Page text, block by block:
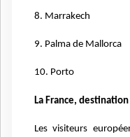
8. Marrakech
9. Palma de Mallorca
10. Porto
La France,
Les visiteurs